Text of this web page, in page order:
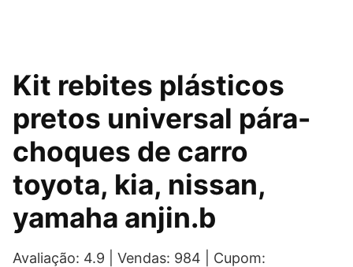
Kit rebites plásticos
pretos universal pára-
choques de carro
toyota, kia, nissan,
yamaha anjin.b
Avaliação: 4.9 | Vendas: 984 | Cupom: